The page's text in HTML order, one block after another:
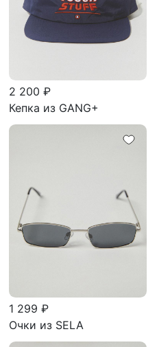
2 200 ₽
Кепка из GANG+
1 299 ₽
Очки из SELA